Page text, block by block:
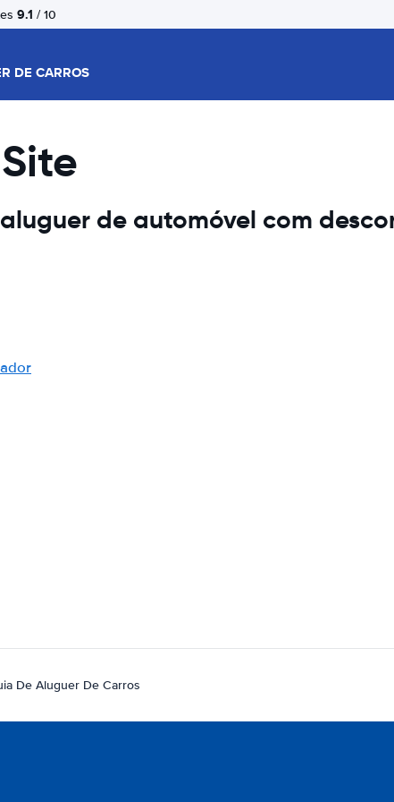
9.1 / 10
DE CARROS
de automóvel com
De Aluguer De Carros